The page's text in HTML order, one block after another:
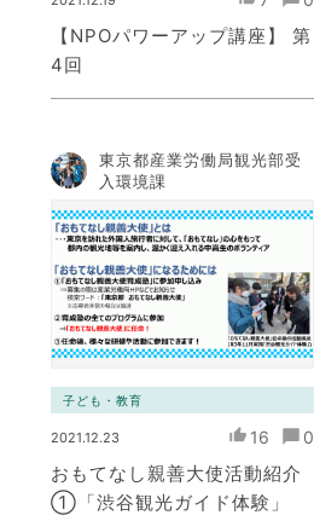
【NPOパワーアップ講座】 第
4回
東京都産業労働局観光部受
入環境課
子ども・教育
2021.12.23 16 0
おもてなし親善大使活動紹介
①「渋谷観光ガイド体験」